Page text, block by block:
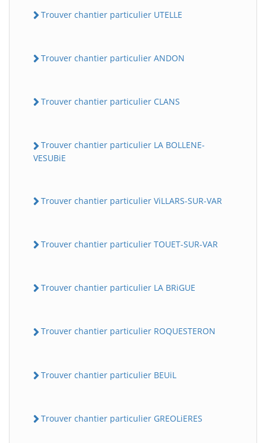
Trouver chantier particulier UTELLE
Trouver chantier particulier ANDON
Trouver chantier particulier CLANS
Trouver chantier particulier LA BOLLENE-
VESUBiE
Trouver chantier particulier ViLLARS-SUR-VAR
Trouver chantier particulier TOUET-SUR-VAR
Trouver chantier particulier LA BRiGUE
Trouver chantier particulier ROQUESTERON
Trouver chantier particulier BEUiL
Trouver chantier particulier GREOLiERES